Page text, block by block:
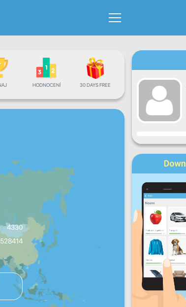
HODNOCENÍ 30 DAYS FREE
4330
Po
Denní pokrok
Měsíční pokrok